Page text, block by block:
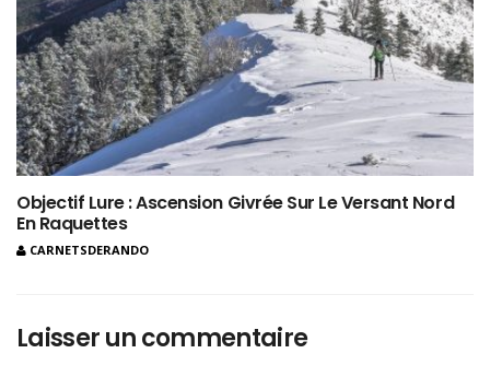
Objectif Lure : Ascension Givrée Sur Le Versant Nord
En Raquettes
CARNETSDERANDO
Laisser un commentaire